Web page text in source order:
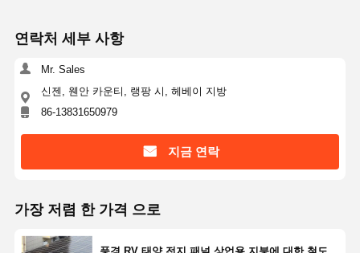
연락처 세부 사항
Mr. Sales
신젠, 웬안 카운티, 랭팡 시, 헤베이 지방
86-13831650979
지금 연락
가장 저렴 한 가격 으로